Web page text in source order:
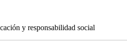
y responsabilidad social